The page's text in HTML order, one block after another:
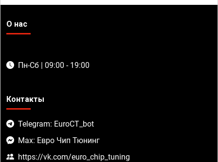
О нас
Пн-Сб | 09:00 - 19:00
Контакты
Telegram: EuroCT_bot
Max: Евро Чип Тюнинг
https://vk.com/euro_chip_tuning